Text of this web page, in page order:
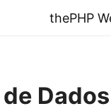
thePHP